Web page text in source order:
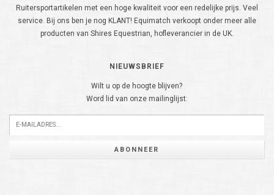
Ruitersportartikelen met een hoge kwaliteit voor een redelijke prijs. Veel
service. Bij ons ben je nog KLANT! Equimatch verkoopt onder meer alle
producten van Shires Equestrian, hofleverancier in de UK.
NIEUWSBRIEF
Wilt u op de hoogte blijven?
Word lid van onze mailinglijst:
ABONNEER